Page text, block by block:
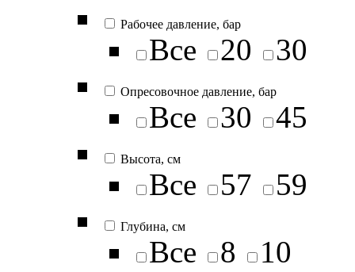
Рабочее давление, бар
Все 20 30
Опресовочное давление, бар
Все 30 45
Высота, см
Все 57 59
Глубина, см
Все 8 10